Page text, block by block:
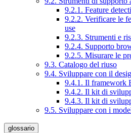
9.2.1. Feature
9.2.2. Verificare le
use
9.2.3. Strumenti e
9.2.4. Supporto
9.2.5. Misurare le
9.3. Catalogo del riuso
9.4. Sviluppare con il
9.4.1. Il framework
9.4.2. Il kit di
9.4.3. Il kit di
9.5. Sviluppare con i
glossario